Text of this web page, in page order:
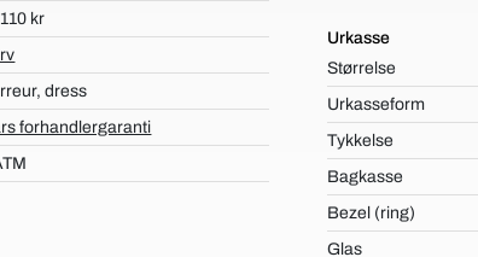
kr
dress
forhandlergaranti
Urkasse
Størrelse
Urkasseform
Tykkelse
Bagkasse
Bezel (ring)
Glas